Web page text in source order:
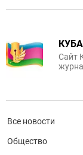
Сайт
Все новости
Общество